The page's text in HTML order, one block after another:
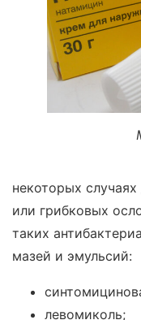
некоторых
или грибковых
таких
мазей и эмульсий:
левомиколь;